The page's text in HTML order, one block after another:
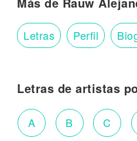
Letras Perfil
Letras de artistas
A B C